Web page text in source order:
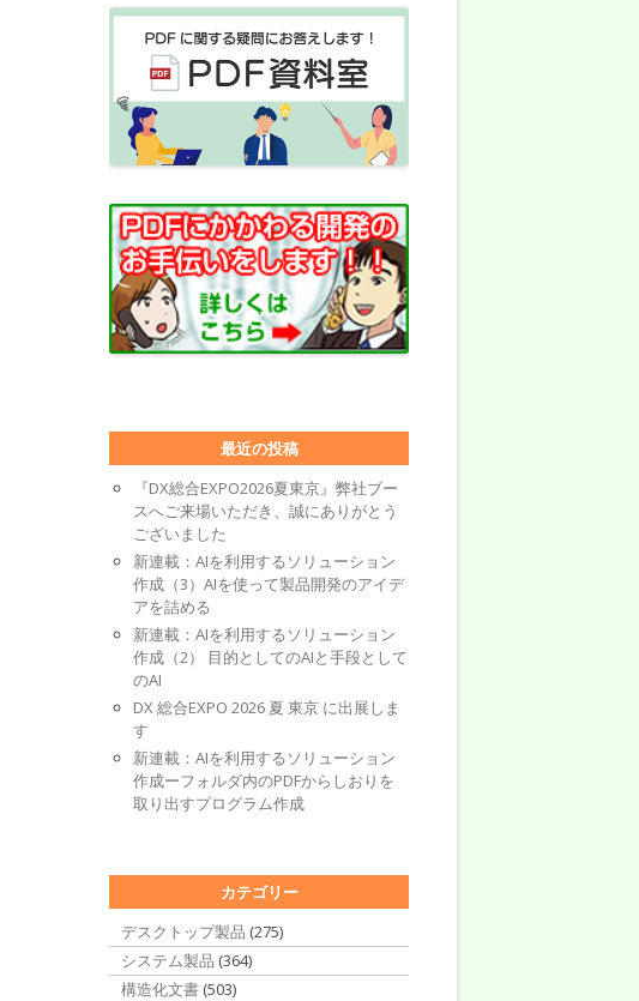
最近の投稿
『DX総合EXPO2026夏東京』弊社ブー
スへご来場いただき、誠にありがとう
ございました
新連載：AIを利用するソリューション
作成（3）AIを使って製品開発のアイデ
アを詰める
新連載：AIを利用するソリューション
作成（2） 目的としてのAIと手段として
のAI
DX 総合EXPO 2026 夏 東京 に出展しま
す
新連載：AIを利用するソリューション
作成ーフォルダ内のPDFからしおりを
取り出すプログラム作成
カテゴリー
デスクトップ製品 (275)
システム製品 (364)
構造化文書 (503)